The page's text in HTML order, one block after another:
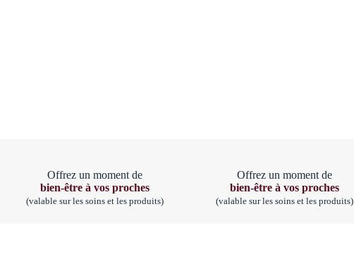
Offrez un moment de
bien-être à vos proches
(valable sur les soins et les produits)
Offrez un moment de
bien-être à vos proches
(valable sur les soins et les produits)